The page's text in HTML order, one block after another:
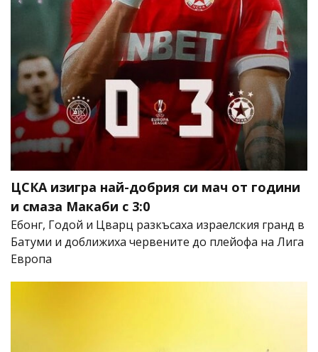
ЦСКА изигра най-добрия си мач от години
и смаза Макаби с 3:0
Ебонг, Годой и Цварц разкъсаха израелския гранд в
Батуми и доближиха червените до плейофа на Лига
Европа